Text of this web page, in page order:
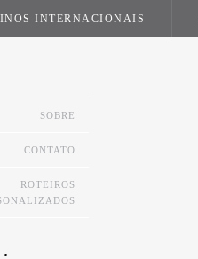
INTERNACIONAIS
SOBRE
CONTATO
ROTEIROS